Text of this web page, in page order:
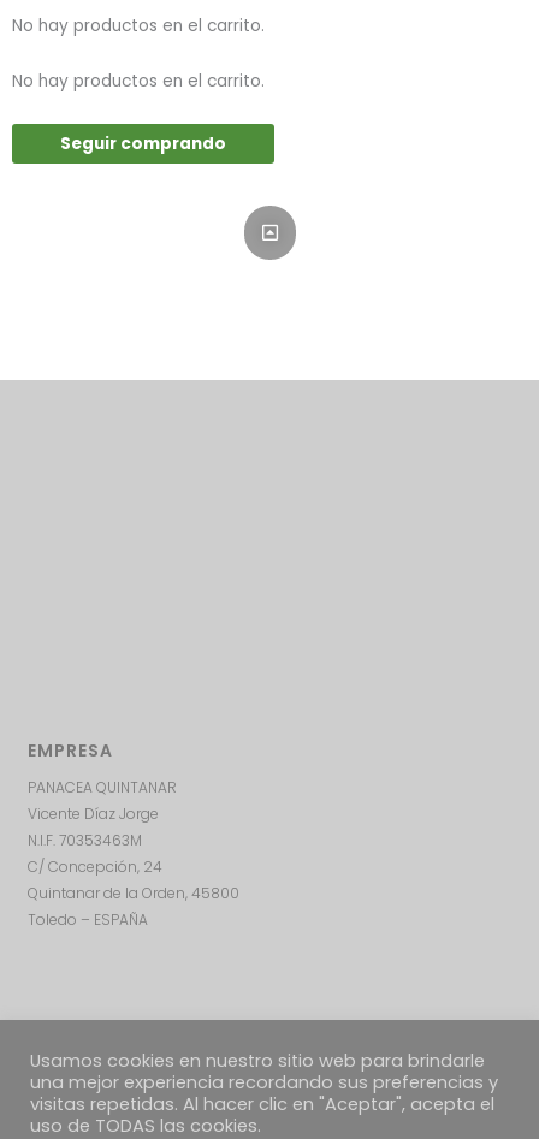
No hay productos en el carrito.
No hay productos en el carrito.
Seguir comprando
EMPRESA
PANACEA QUINTANAR
Vicente Díaz Jorge
N.I.F. 70353463M
C/ Concepción, 24
Quintanar de la Orden, 45800
Toledo – ESPAÑA
Usamos cookies en nuestro sitio web para brindarle
una mejor experiencia recordando sus preferencias y
visitas repetidas. Al hacer clic en "Aceptar", acepta el
uso de TODAS las cookies.